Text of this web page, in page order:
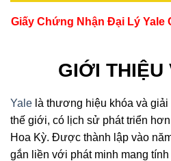
GIỚI THIỆU
Yale là thương hiệu khóa và
thế giới, có lịch sử phát triển hơn
Hoa Kỳ. Được thành lập vào
gắn liền với phát minh mang
Giấy Chứng Nhận Đại Lý Yale